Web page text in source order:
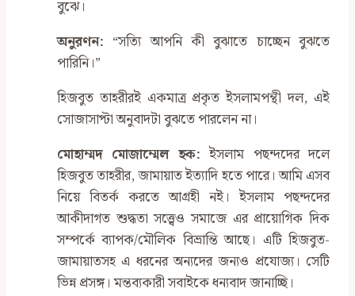
বুঝে।
অনুরণন: “সত্যি আপনি কী বুঝাতে চাচ্ছেন বুঝতে
পারিনি।”
হিজবুত তাহরীরই একমাত্র প্রকৃত ইসলামপন্থী দল, এই
সোজাসাপ্টা অনুবাদটা বুঝতে পারলেন না।
মোহাম্মদ মোজাম্মেল হক: ইসলাম পছন্দদের দলে
হিজবুত তাহরীর, জামায়াত ইত্যাদি হতে পারে। আমি এসব
নিয়ে বিতর্ক করতে আগ্রহী নই। ইসলাম পছন্দদের
আকীদাগত শুদ্ধতা সত্ত্বেও সমাজে এর প্রায়োগিক দিক
সম্পর্কে ব্যাপক/মৌলিক বিভ্রান্তি আছে। এটি হিজবুত-
জামায়াতসহ এ ধরনের অন্যদের জন্যও প্রযোজ্য। সেটি
ভিন্ন প্রসঙ্গ। মন্তব্যকারী সবাইকে ধন্যবাদ জানাচ্ছি।